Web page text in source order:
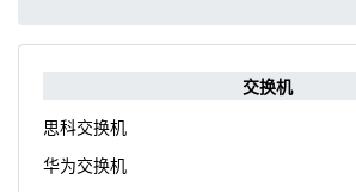
交换机
思科交换机
华为交换机